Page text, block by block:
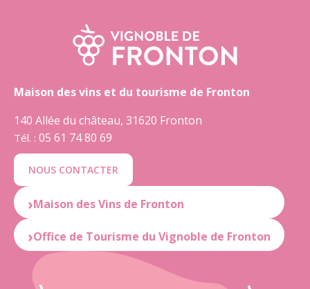
Maison des vins et du tourisme de Fronton
140 Allée du château, 31620 Fronton
Tél. : 05 61 74 80 69
NOUS CONTACTER
Maison des Vins de Fronton
OUVERT : du mardi au samedi
de 10:00 à 12:30 et de 14:30 à 19:00
FERMÉ : le lundi et dimanche
Office de Tourisme du Vignoble de Fronton
OUVERT : du mardi au samedi
de 10:00 à 12:30 et de 14:30 à 18:30